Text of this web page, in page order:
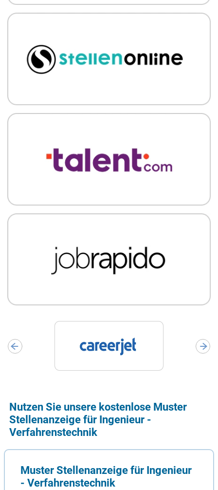
Nutzen Sie unsere kostenlose Muster
Stellenanzeige für Ingenieur -
Verfahrenstechnik
Muster Stellenanzeige für Ingenieur
- Verfahrenstechnik